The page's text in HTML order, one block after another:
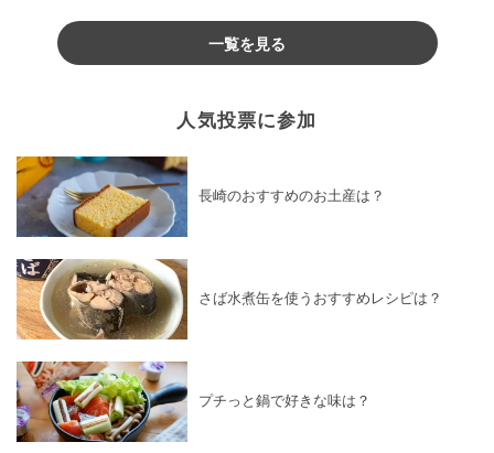
一覧を見る
人気投票に参加
長崎のおすすめのお土産は？
さば水煮缶を使うおすすめレシピは？
プチっと鍋で好きな味は？